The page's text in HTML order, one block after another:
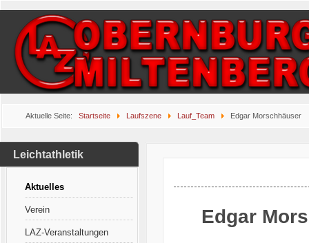
Aktuelle Seite: Startseite Laufszene Lauf_Team Edgar Morschhäuser
Leichtathletik
Aktuelles
Verein
LAZ-Veranstaltungen
Edgar